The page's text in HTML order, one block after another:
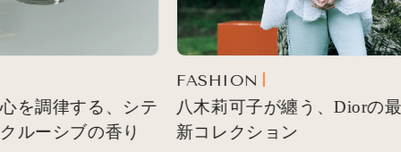
調律する、シテ
ーシブの香り
FASHION
八木莉可子が纏う、Diorの最
新コレクション